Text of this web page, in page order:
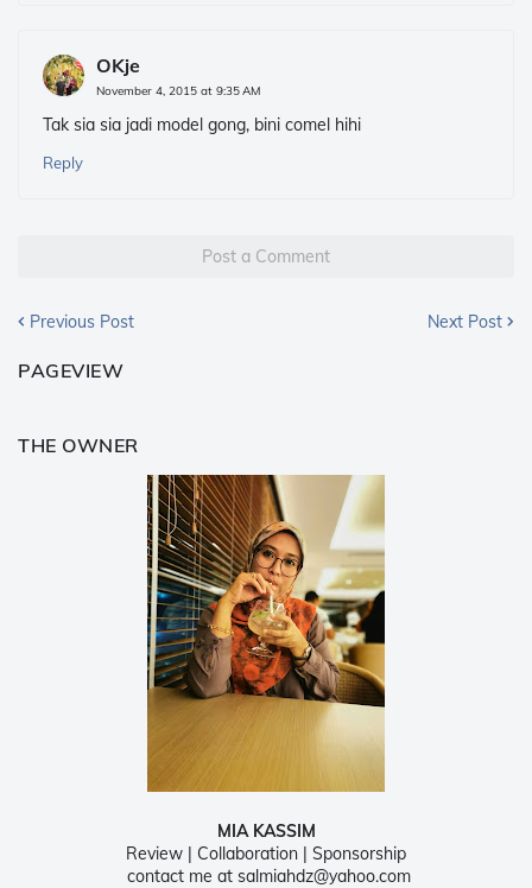
OKje
November 4, 2015 at 9:35 AM
Tak sia sia jadi model gong, bini comel hihi
Reply
Post a Comment
Previous Post Next Post
PAGEVIEW
THE OWNER
MIA KASSIM
Review | Collaboration | Sponsorship
contact me at salmiahdz@yahoo.com